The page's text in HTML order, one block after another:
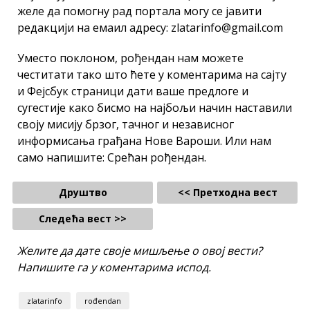
желе да помогну рад портала могу се јавити
редакцији на емаил адресу: zlatarinfo@gmail.com
Уместо поклоном, рођендан нам можете
честитати тако што ћете у коментарима на сајту
и Фејсбук страници дати ваше предлоге и
сугестије како бисмо на најбољи начин наставили
своју мисију брзог, тачног и независног
информисања грађана Нове Вароши. Или нам
само напишите: Срећан рођендан.
Друштво
<< Претходна вест
Следећа вест >>
Желите да дате своје мишљење о овој вести?
Напишите га у коментарима испод.
zlatarinfo rođendan